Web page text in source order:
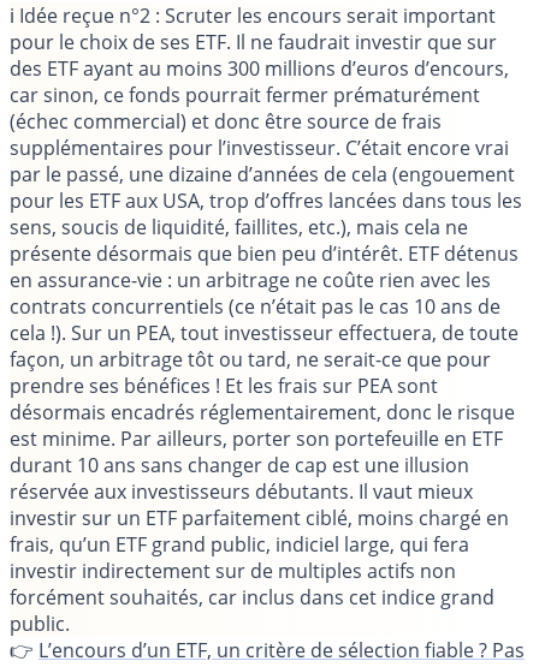
ℹ️ Idée reçue n°2 : Scruter les encours serait important
pour le choix de ses ETF. Il ne faudrait investir que sur
des ETF ayant au moins 300 millions d’euros d’encours,
car sinon, ce fonds pourrait fermer prématurément
(échec commercial) et donc être source de frais
supplémentaires pour l’investisseur. C’était encore vrai
par le passé, une dizaine d’années de cela (engouement
pour les ETF aux USA, trop d’offres lancées dans tous les
sens, soucis de liquidité, faillites, etc.), mais cela ne
présente désormais que bien peu d’intérêt. ETF détenus
en assurance-vie : un arbitrage ne coûte rien avec les
contrats concurrentiels (ce n’était pas le cas 10 ans de
cela !). Sur un PEA, tout investisseur effectuera, de toute
façon, un arbitrage tôt ou tard, ne serait-ce que pour
prendre ses bénéfices ! Et les frais sur PEA sont
désormais encadrés réglementairement, donc le risque
est minime. Par ailleurs, porter son portefeuille en ETF
durant 10 ans sans changer de cap est une illusion
réservée aux investisseurs débutants. Il vaut mieux
investir sur un ETF parfaitement ciblé, moins chargé en
frais, qu’un ETF grand public, indiciel large, qui fera
investir indirectement sur de multiples actifs non
forcément souhaités, car inclus dans cet indice grand
public.
👉 L’encours d’un ETF, un critère de sélection fiable ? Pas